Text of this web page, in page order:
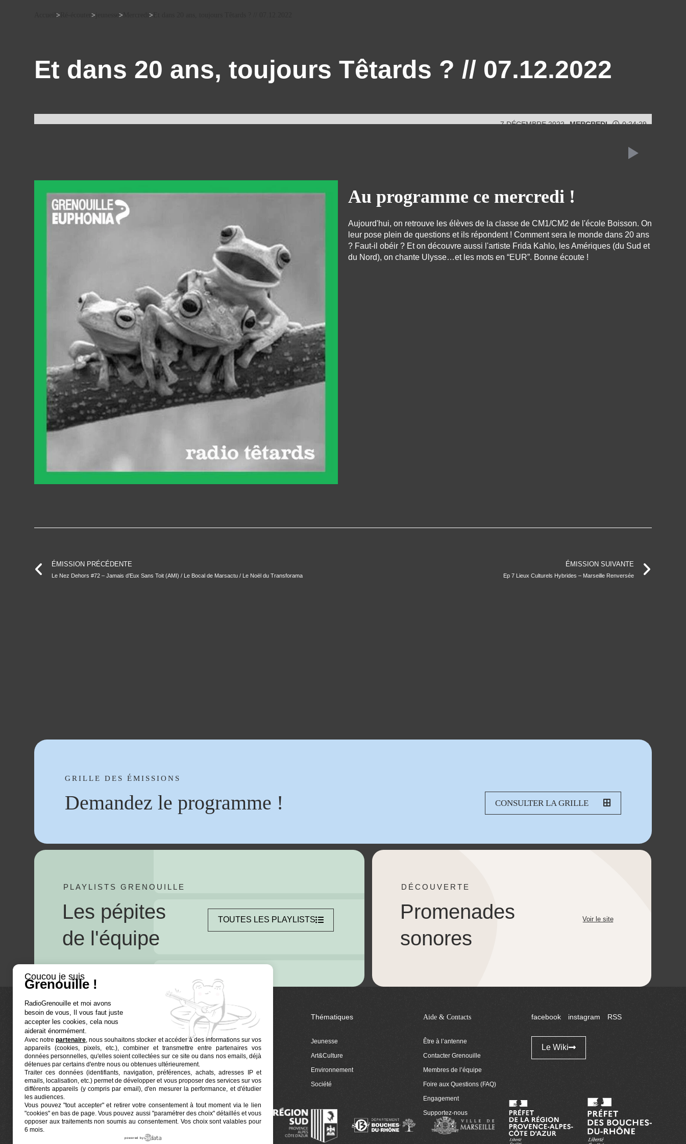
> > > >
Et dans 20 ans, toujours Têtards ? // 07.12.2022
7 DÉCEMBRE 2022 MERCREDI 0:24:29
Au programme ce mercredi !
Aujourd'hui, on retrouve les élèves de la classe de CM1/CM2 de l'école Boisson. On
leur pose plein de questions et ils répondent ! Comment sera le monde dans 20 ans
? Faut-il obéir ? Et on découvre aussi l'artiste Frida Kahlo, les Amériques (du Sud et
du Nord), on chante Ulysse…et les mots en “EUR”. Bonne écoute !
ÉMISSION PRÉCÉDENTE
Le Nez Dehors #72 – Jamais d’Eux Sans Toit (AMI) / Le Bocal de Marsactu / Le Noël du Transforama
ÉMISSION SUIVANTE
Ep 7 Lieux Culturels Hybrides – Marseille Renversée
GRILLE DES ÉMISSIONS
Demandez le programme ! CONSULTER LA GRILLE
PLAYLISTS GRENOUILLE
Les pépites
de l'équipe
TOUTES LES PLAYLISTS
DÉCOUVERTE
Promenades
sonores
Voir le site
Euphonia est le partenaire producteur de Radio
Grenouille, radio associative marseillaise.
Locaux situés à la Friche Belle de Mai
41, rue Jobin — 13003 Marseille
La radio
Ré-écouter
Actualités
Programmation
Grenouille Euphonia
Thématiques
Jeunesse
Art&Culture
Environnement
Société
Aide & Contacts
Être à l’antenne
Contacter Grenouille
Membres de l’équipe
Foire aux Questions (FAQ)
Engagement
Supportez-nous
facebook instagram RSS
Le Wiki
Coucou je suis
Grenouille !
RadioGrenouille et moi avons
besoin de vous, Il vous faut juste
accepter les cookies, cela nous
aiderait énormément.
Avec notrepartenaire, nous souhaitons stocker et accéder à des informations sur vos
appareils (cookies, pixels, etc.), combiner et transmettre entre partenaires vos
données personnelles, qu'elles soient collectées sur ce site ou dans nos emails, déjà
détenues par certains d'entre nous ou obtenues ultérieurement.
Traiter ces données (identifiants, navigation, préférences, achats, adresses IP et
emails, localisation, etc.) permet de développer et vous proposer des services sur vos
différents appareils (y compris par email), d'en mesurer la performance, et d'étudier
les audiences.
Vous pouvez "tout accepter" et retirer votre consentement à tout moment via le lien
"cookies" en bas de page. Vous pouvez aussi "paramétrer des choix" détaillés et vous
opposer aux traitements non soumis au consentement. Vos choix sont valables pour
6 mois.
powered by